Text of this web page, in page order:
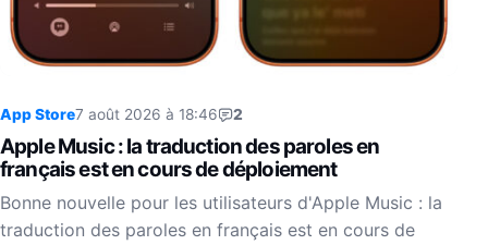
App Store7 août 2026 à 18:46 2
Apple Music : la traduction des paroles en
français est en cours de déploiement
Bonne nouvelle pour les utilisateurs d'Apple Music : la
traduction des paroles en français est en cours de